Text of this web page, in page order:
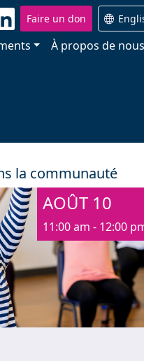
Faire un don
À propos de nous
la communauté
AOÛT 10
11:00 am - 12:00